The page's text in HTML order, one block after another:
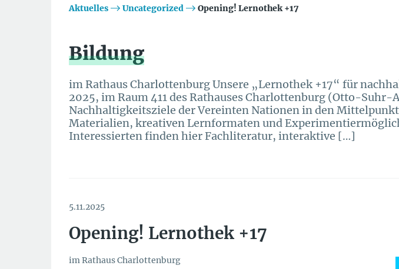
Aktuelles Uncategorized Opening! Lernothek +17
Bildung
im Rathaus Charlottenburg Unsere „Lernothek +17“ für
2025, im Raum 411 des Rathauses Charlottenburg (Otto-
Nachhaltigkeitsziele der Vereinten Nationen in den
Materialien, kreativen Lernformaten und
Interessierten finden hier Fachliteratur, interaktive […]
5.11.2025
Opening! Lernothek +17
im Rathaus Charlottenburg